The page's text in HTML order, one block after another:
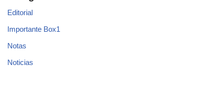
Editorial
Importante Box1
Notas
Noticias